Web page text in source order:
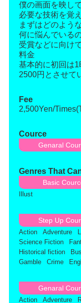
僕の画面を映して
必要な技術を覚
まずはどのよう
何に悩んでいる
受賞などに向け
料金
基本的に初回は
2500円とさせて
Fee
2,500Yen/
Cource
Genaral
Genres That
Basic
Illust
Step Up
Action Adventure
Science Fiction
Historical fiction
Gamble
Crime
Genaral
Action Adventure